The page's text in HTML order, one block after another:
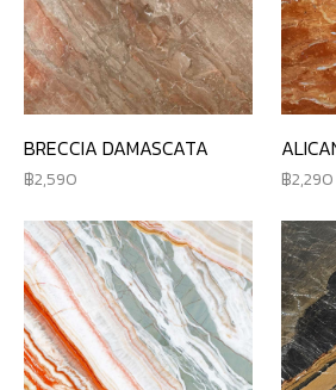
BRECCIA DAMASCATA
2,590 2,290